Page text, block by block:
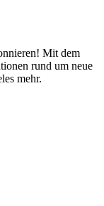
Mit dem
rund um neue
mehr.